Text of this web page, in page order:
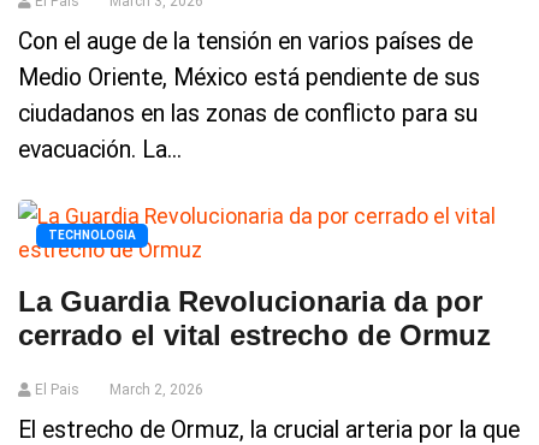
Con el auge de la tensión en varios países de
Medio Oriente, México está pendiente de sus
ciudadanos en las zonas de conflicto para su
evacuación. La...
TECHNOLOGIA
La Guardia Revolucionaria da por
cerrado el vital estrecho de Ormuz
El Pais March 2, 2026
El estrecho de Ormuz, la crucial arteria por la que